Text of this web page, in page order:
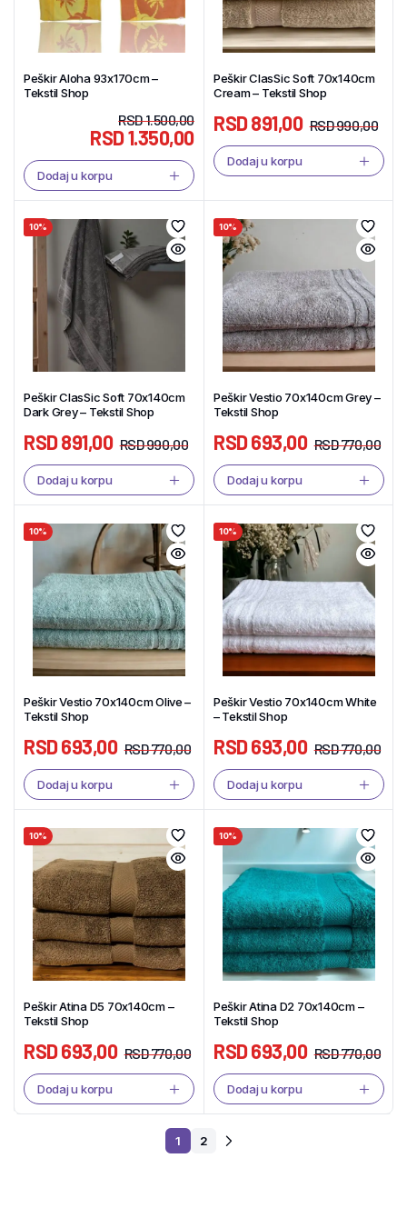
Peškir Aloha 93x170cm –
Tekstil Shop
RSD1.500,00
RSD1.350,00
Dodaj u korpu
Peškir ClasSic Soft 70x140cm
Cream – Tekstil Shop
RSD990,00
RSD891,00
Dodaj u korpu
10%
Peškir ClasSic Soft 70x140cm
Dark Grey – Tekstil Shop
RSD990,00
RSD891,00
Dodaj u korpu
10%
Peškir Vestio 70x140cm Grey –
Tekstil Shop
RSD770,00
RSD693,00
Dodaj u korpu
10%
Peškir Vestio 70x140cm Olive –
Tekstil Shop
RSD770,00
RSD693,00
Dodaj u korpu
10%
Peškir Vestio 70x140cm White
– Tekstil Shop
RSD770,00
RSD693,00
Dodaj u korpu
10%
Peškir Atina D5 70x140cm –
Tekstil Shop
RSD770,00
RSD693,00
Dodaj u korpu
10%
Peškir Atina D2 70x140cm –
Tekstil Shop
RSD770,00
RSD693,00
Dodaj u korpu
1 2